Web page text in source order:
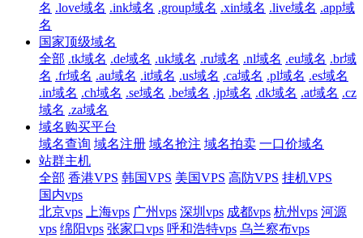
名 .love域名 .ink域名 .group域名 .xin域名 .live域名 .app域
名
国家顶级域名
全部 .tk域名 .de域名 .uk域名 .ru域名 .nl域名 .eu域名 .br域
名 .fr域名 .au域名 .it域名 .us域名 .ca域名 .pl域名 .es域名
.in域名 .ch域名 .se域名 .be域名 .jp域名 .dk域名 .at域名 .cz
域名 .za域名
域名购买平台
域名查询 域名注册 域名抢注 域名拍卖 一口价域名
站群主机
全部 香港VPS 韩国VPS 美国VPS 高防VPS 挂机VPS
国内vps
北京vps
上海vps 广州vps 深圳vps 成都vps 杭州vps 河源
vps 绵阳vps 张家口vps 呼和浩特vps 乌兰察布vps